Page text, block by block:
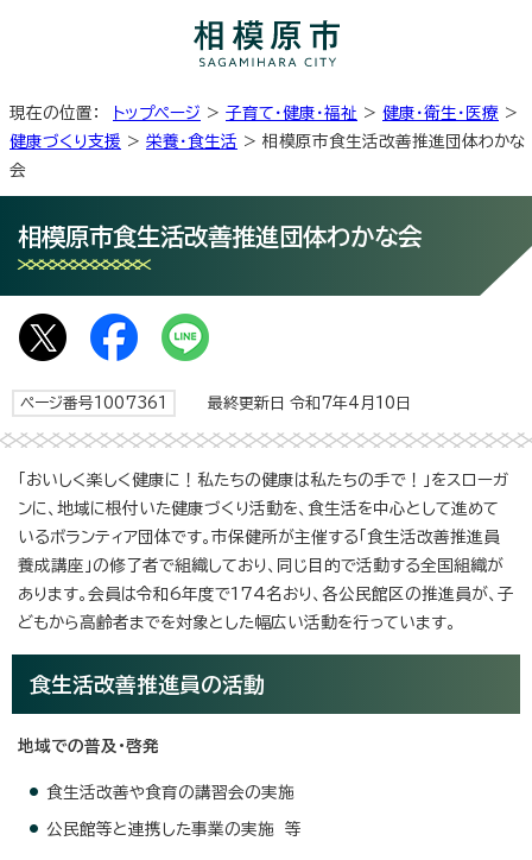
現在の位置： トップページ > 子育て・健康・福祉 > 健康・衛生・医療 >
健康づくり支援 > 栄養・食生活 > 相模原市食生活改善推進団体わかな
会
相模原市食生活改善推進団体わかな会
ページ番号1007361 最終更新日 令和7年4月10日
「おいしく楽しく健康に！私たちの健康は私たちの手で！」をスローガ
ンに、地域に根付いた健康づくり活動を、食生活を中心として進めて
いるボランティア団体です。市保健所が主催する「食生活改善推進員
養成講座」の修了者で組織しており、同じ目的で活動する全国組織が
あります。会員は令和6年度で174名おり、各公民館区の推進員が、子
どもから高齢者までを対象とした幅広い活動を行っています。
食生活改善推進員の活動
地域での普及・啓発
食生活改善や食育の講習会の実施
公民館等と連携した事業の実施 等